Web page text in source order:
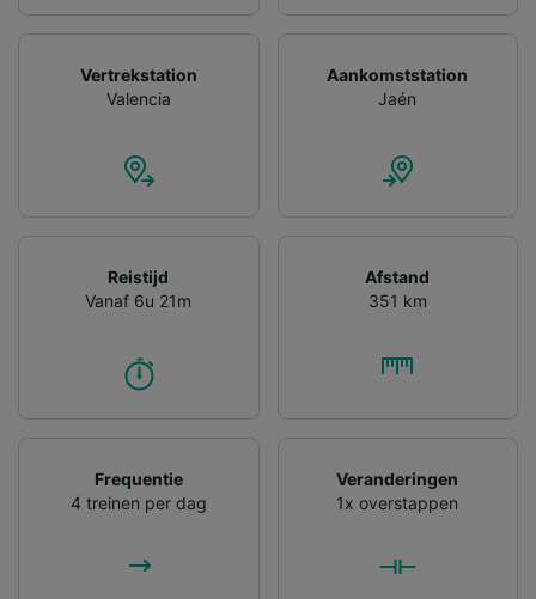
Vertrekstation
Valencia
Aankomststation
Jaén
Reistijd
Vanaf 6u 21m
Afstand
351 km
Frequentie
4 treinen per dag
Veranderingen
1x overstappen
opslaan en/of openen. Gepersonaliseerde
advertenties en content, advertentie- en
Partnerlijst (derden)